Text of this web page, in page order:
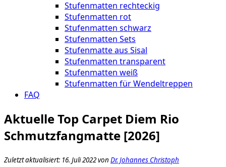
Stufenmatten rechteckig
Stufenmatten rot
Stufenmatten schwarz
Stufenmatten Sets
Stufenmatte aus Sisal
Stufenmatten transparent
Stufenmatten weiß
Stufenmatten für Wendeltreppen
FAQ
Aktuelle Top Carpet Diem Rio
Schmutzfangmatte [2026]
Zuletzt aktualisiert: 16. Juli 2022 von Dr. Johannes Christoph